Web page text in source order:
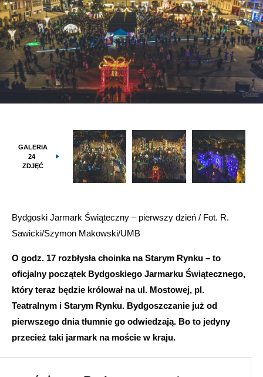
GALERIA
24
ZDJĘĆ
Bydgoski Jarmark Świąteczny – pierwszy dzień / Fot. R.
Sawicki/Szymon Makowski/UMB
O godz. 17 rozbłysła choinka na Starym Rynku – to
oficjalny początek Bydgoskiego Jarmarku Świątecznego,
który teraz będzie królował na ul. Mostowej, pl.
Teatralnym i Starym Rynku. Bydgoszczanie już od
pierwszego dnia tłumnie go odwiedzają. Bo to jedyny
przecież taki jarmark na moście w kraju.